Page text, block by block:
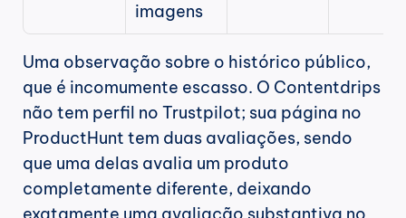
imagens
Uma observação sobre o histórico público,
que é incomumente escasso. O Contentdrips
não tem perfil no Trustpilot; sua página no
ProductHunt tem duas avaliações, sendo
que uma delas avalia um produto
completamente diferente, deixando